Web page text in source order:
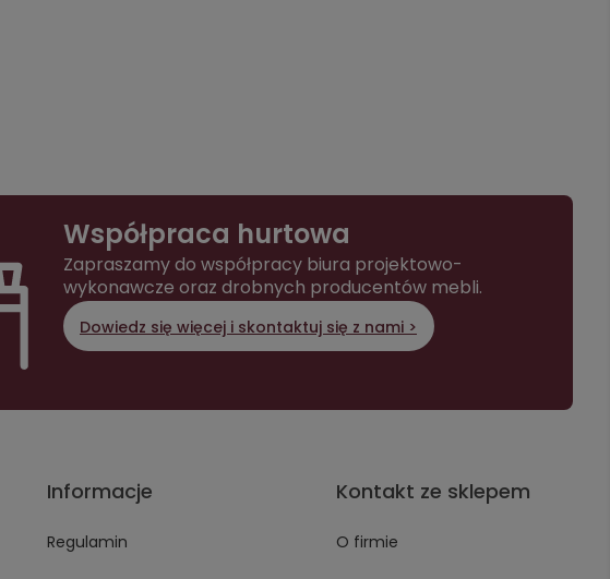
Współpraca hurtowa
Zapraszamy do współpracy biura projektowo-
wykonawcze oraz drobnych producentów mebli.
Dowiedz się więcej i skontaktuj się z nami >
Informacje
Regulamin
Kontakt ze sklepem
O firmie